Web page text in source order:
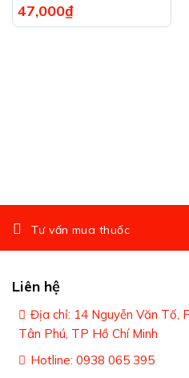
47,000₫
Tư vấn mua thuốc
Liên hệ
Địa chỉ: 14 Nguyễn Văn Tố,
Tân Phú, TP Hồ Chí Minh
Hotline: 0938 065 395